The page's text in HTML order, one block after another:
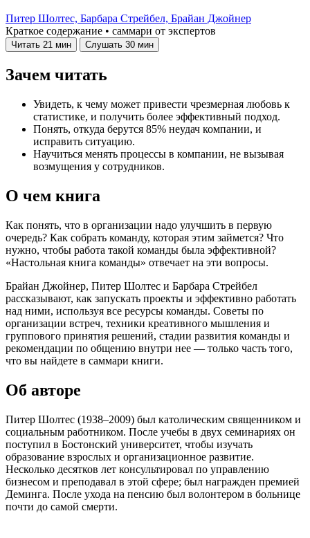
Питер Шолтес, Барбара Стрейбел, Брайан Джойнер
Краткое содержание • саммари от экспертов
Читать 21 мин Слушать 30 мин
Зачем читать
Увидеть, к чему может привести чрезмерная любовь к
статистике, и получить более эффективный подход.
Понять, откуда берутся 85% неудач компании, и
исправить ситуацию.
Научиться менять процессы в компании, не вызывая
возмущения у сотрудников.
О чем книга
Как понять, что в организации надо улучшить в первую
очередь? Как собрать команду, которая этим займется? Что
нужно, чтобы работа такой команды была эффективной?
«Настольная книга команды» отвечает на эти вопросы.
Брайан Джойнер, Питер Шолтес и Барбара Стрейбел
рассказывают, как запускать проекты и эффективно работать
над ними, используя все ресурсы команды. Советы по
организации встреч, техники креативного мышления и
группового принятия решений, стадии развития команды и
рекомендации по общению внутри нее — только часть того,
что вы найдете в саммари книги.
Об авторе
Питер Шолтес (1938–2009) был католическим священником и
социальным работником. После учебы в двух семинариях он
поступил в Бостонский университет, чтобы изучать
образование взрослых и организационное развитие.
Несколько десятков лет консультировал по управлению
бизнесом и преподавал в этой сфере; был награжден премией
Деминга. После ухода на пенсию был волонтером в больнице
почти до самой смерти.